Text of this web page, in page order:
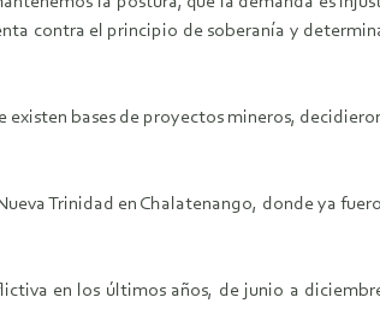
contra el principio de soberanía y
existen bases de proyectos mineros,
Trinidad en Chalatenango, donde ya
en los últimos años, de junio a